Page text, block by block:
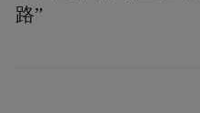
路”